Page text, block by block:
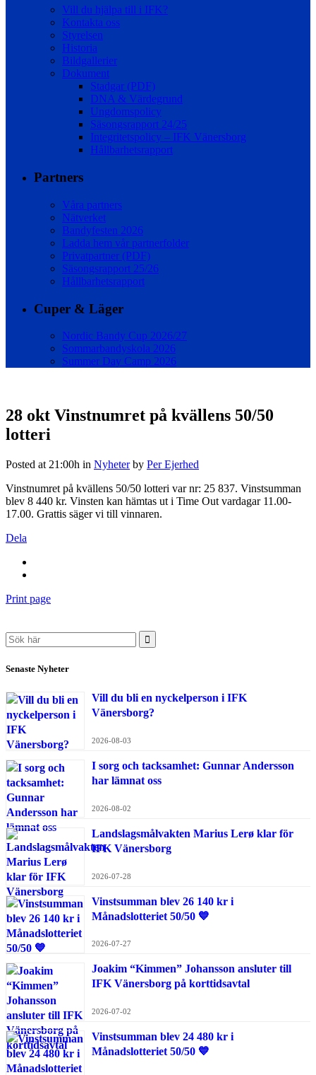
Vill du hjälpa till i IFK?
Kontakta oss
Styrelsen
Historia
Bildgallerier
Dokument
Stadgar (PDF)
DNA & Värdegrund
Ungdomspolicy
Säsongsrapport 24/25
Integritetspolicy – IFK Vänersborg
Hållbarhetsrapport
Partners
Våra partners
Nätverket
Bandyfesten 2026
Ladda hem vår partnerfolder
Privatpartner (PDF)
Säsongsrapport 25/26
Hållbarhetsrapport
Cuper & Läger
Nordic Bandy Cup 2026/27
Sommarbandyskola 2026
Summer Day Camp 2026
28 okt Vinstnumret på kvällens 50/50
lotteri
Posted at 21:00h in Nyheter by Per Ejerhed
Vinstnumret på kvällens 50/50 lotteri var nr: 25 837. Vinstsumman
blev 8 440 kr. Vinsten kan hämtas ut i Time Out vardagar 11.00-
17.00. Grattis säger vi till vinnaren.
Dela
Print page
Search
for:
Senaste Nyheter
Vill du bli en nyckelperson i IFK
Vänersborg?
2026-08-03
I sorg och tacksamhet: Gunnar Andersson
har lämnat oss
2026-08-02
Landslagsmålvakten Marius Lerø klar för
IFK Vänersborg
2026-07-28
Vinstsumman blev 26 140 kr i
Månadslotteriet 50/50 💙
2026-07-27
Joakim “Kimmen” Johansson ansluter till
IFK Vänersborg på korttidsavtal
2026-07-02
Vinstsumman blev 24 480 kr i
Månadslotteriet 50/50 💙